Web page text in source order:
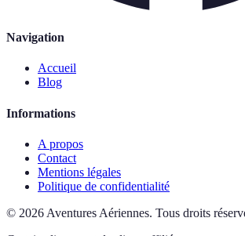
Navigation
Accueil
Blog
Informations
A propos
Contact
Mentions légales
Politique de confidentialité
© 2026 Aventures Aériennes. Tous droits